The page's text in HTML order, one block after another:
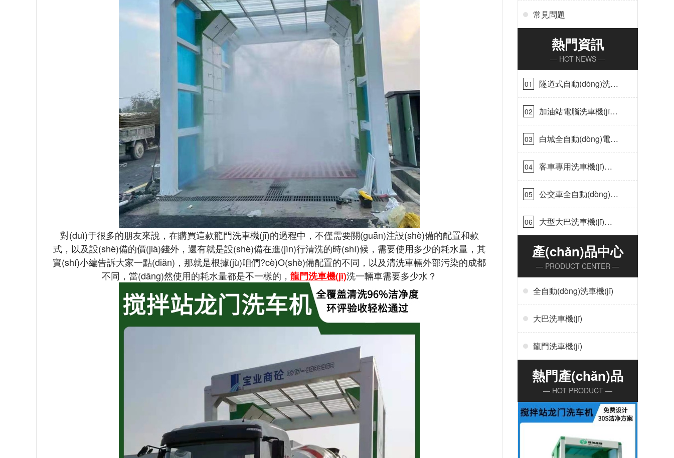
對(duì)于很多的朋友來說，在購買這款龍門洗車機(jī)的過程中，不僅需要關(guān)注設(shè)備的配置和款
式，以及設(shè)備的價(jià)錢外，還有就是設(shè)備在進(jìn)行清洗的時(shí)候，需要使用多少的耗水量，其
實(shí)小編告訴大家一點(diǎn)，那就是根據(jù)咱們?cè)O(shè)備配置的不同，以及清洗車輛外部污染的成都
不同，當(dāng)然使用的耗水量都是不一樣的， 龍門洗車機(jī)洗一輛車需要多少水？
常見問題
熱門資訊
— HOT NEWS —
01
隧道式自動(dòng)洗車
機(jī)在哪里購買[隆茂
鑫晟]
02
加油站電腦洗車機(jī)
價(jià)格怎么樣[隆茂鑫
晟]
03
白城全自動(dòng)電腦
洗車機(jī)-ADV防凍冬
季正常使用[隆茂鑫晟]
04
客車專用洗車機(jī)哪
家的好[隆茂鑫晟]
05
公交車全自動(dòng)大
型洗車機(jī)什么價(jià)
錢[隆茂鑫晟]
06
大型大巴洗車機(jī)價
(jià)錢怎么樣[隆茂鑫
晟]
產(chǎn)品中心
— PRODUCT CENTER —
全自動(dòng)洗車機(jī)
大巴洗車機(jī)
龍門洗車機(jī)
熱門產(chǎn)品
— HOT PRODUCT —